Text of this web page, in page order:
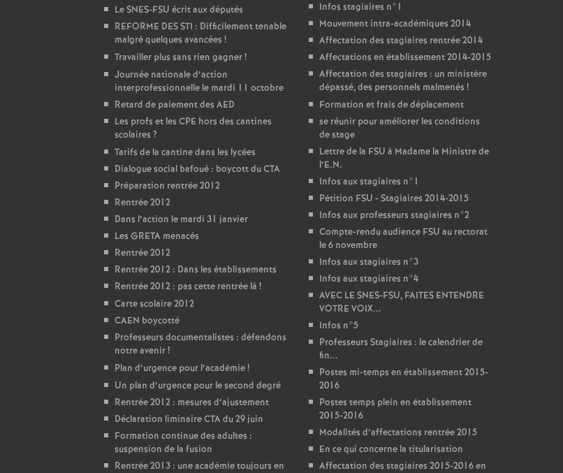
Le SNES-FSU écrit aux députés
REFORME DES STI : Difficilement tenable
malgré quelques avancées !
Travailler plus sans rien gagner!
Journée nationale d’action
interprofessionnelle le mardi 11 octobre
Retard de paiement des AED
Les profs et les CPE hors des cantines
scolaires ?
Tarifs de la cantine dans les lycées
Dialogue social bafoué : boycott du CTA
Préparation rentrée 2012
Rentrée 2012
Dans l’action le mardi 31 janvier
Les GRETA menacés
Rentrée 2012
Rentrée 2012 : Dans les établissements
Rentrée 2012 : pas cette rentrée là !
Carte scolaire 2012
CAEN boycotté
Professeurs documentalistes : défendons
notre avenir!
Plan d’urgence pour l’académie!
Un plan d’urgence pour le second degré
Rentrée 2012 : mesures d’ajustement
Déclaration liminaire CTA du 29 juin
Formation continue des adultes :
suspension de la fusion
Rentrée 2013 : une académie toujours en
Infos stagiaires n°1
Mouvement intra-académiques 2014
Affectation des stagiaires rentrée 2014
Affectations en établissement 2014-2015
Affectation des stagiaires : un ministère
dépassé, des personnels malmenés !
Formation et frais de déplacement
se réunir pour améliorer les conditions
de stage
Lettre de la FSU à Madame la Ministre de
l’E.N.
Infos aux stagiaires n°1
Pétition FSU - Stagiaires 2014-2015
Infos aux professeurs stagiaires n°2
Compte-rendu audience FSU au rectorat
le 6 novembre
Infos aux stagiaires n°3
Infos aux stagiaires n°4
AVEC LE SNES-FSU, FAITES ENTENDRE
VOTRE VOIX...
Infos n°5
Professeurs Stagiaires : le calendrier de
fin...
Postes mi-temps en établissement 2015-
2016
Postes temps plein en établissement
2015-2016
Modalités d’affectations rentrée 2015
En ce qui concerne la titularisation
Affectation des stagiaires 2015-2016 en